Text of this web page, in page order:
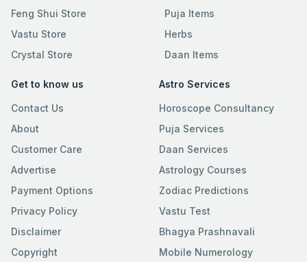
Feng Shui Store
Vastu Store
Crystal Store
Puja Items
Herbs
Daan Items
Get to know us
Contact Us
About
Customer Care
Advertise
Payment Options
Privacy Policy
Disclaimer
Copyright
Astro Services
Horoscope Consultancy
Puja Services
Daan Services
Astrology Courses
Zodiac Predictions
Vastu Test
Bhagya Prashnavali
Mobile Numerology